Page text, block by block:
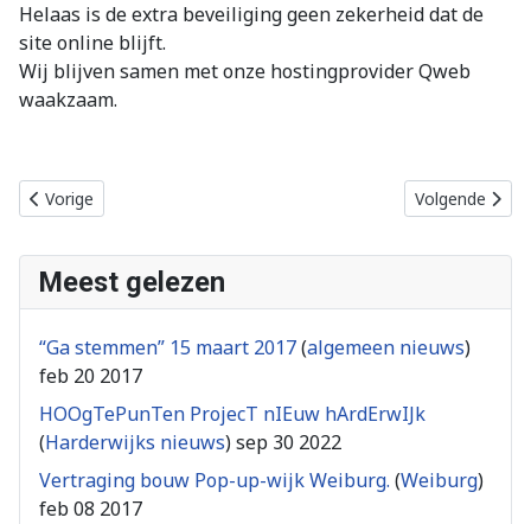
Helaas is de extra beveiliging geen zekerheid dat de
site online blijft.
Wij blijven samen met onze hostingprovider Qweb
waakzaam.
Vorig artikel: Drempels in Het Nachthok
Vorige Volgende
Volgende
Meest gelezen
“Ga stemmen” 15 maart 2017(algemeen nieuws)
feb 20 2017
HOOgTePunTen ProjecT nIEuw hArdErwIJk
(Harderwijks nieuws)sep 30 2022
Vertraging bouw Pop-up-wijk Weiburg. (Weiburg)
feb 08 2017